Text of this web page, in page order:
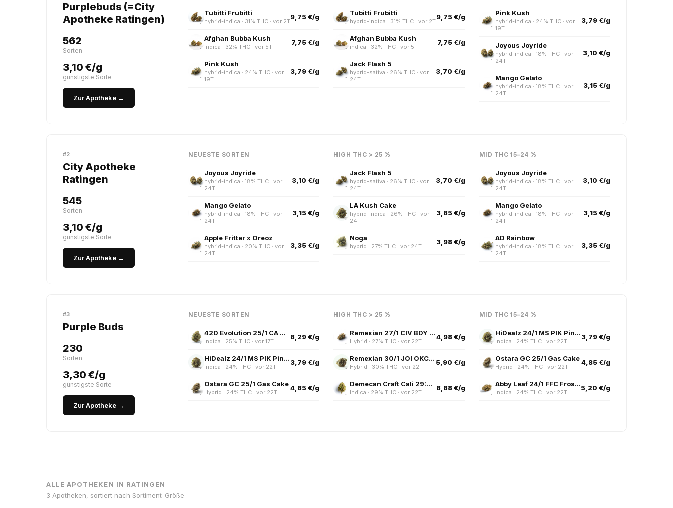
Purplebuds (=City
Apotheke Ratingen)
562
Sorten
3,10 €/g
günstigste Sorte
Zur Apotheke →
Tubitti Frubitti
hybrid-indica · 31% THC · vor 2T
9,75 €/g
Afghan Bubba Kush
indica · 32% THC · vor 5T
7,75 €/g
Pink Kush
hybrid-indica · 24% THC · vor
19T
3,79 €/g
Tubitti Frubitti
hybrid-indica · 31% THC · vor 2T
9,75 €/g
Afghan Bubba Kush
indica · 32% THC · vor 5T
7,75 €/g
Jack Flash 5
hybrid-sativa · 26% THC · vor
24T
3,70 €/g
Pink Kush
hybrid-indica · 24% THC · vor
19T
3,79 €/g
Joyous Joyride
hybrid-indica · 18% THC · vor
24T
3,10 €/g
Mango Gelato
hybrid-indica · 18% THC · vor
24T
3,15 €/g
#2
City Apotheke
Ratingen
545
Sorten
3,10 €/g
günstigste Sorte
Zur Apotheke →
NEUESTE SORTEN
Joyous Joyride
hybrid-indica · 18% THC · vor
24T
3,10 €/g
Mango Gelato
hybrid-indica · 18% THC · vor
24T
3,15 €/g
Apple Fritter x Oreoz
hybrid-indica · 20% THC · vor
24T
3,35 €/g
HIGH THC > 25 %
Jack Flash 5
hybrid-sativa · 26% THC · vor
24T
3,70 €/g
LA Kush Cake
hybrid-indica · 26% THC · vor
24T
3,85 €/g
Noga
hybrid · 27% THC · vor 24T
3,98 €/g
MID THC 15–24 %
Joyous Joyride
hybrid-indica · 18% THC · vor
24T
3,10 €/g
Mango Gelato
hybrid-indica · 18% THC · vor
24T
3,15 €/g
AD Rainbow
hybrid-indica · 18% THC · vor
24T
3,35 €/g
#3
Purple Buds
230
Sorten
3,30 €/g
günstigste Sorte
Zur Apotheke →
NEUESTE SORTEN
420 Evolution 25/1 CA UNC Unicorn Cake
Indica · 25% THC · vor 17T
8,29 €/g
HiDealz 24/1 MS PIK Pink Kush smalls
Indica · 24% THC · vor 22T
3,79 €/g
Ostara GC 25/1 Gas Cake
Hybrid · 24% THC · vor 22T
4,85 €/g
HIGH THC > 25 %
Remexian 27/1 CIV BDY Banana Daddy
Hybrid · 27% THC · vor 22T
4,98 €/g
Remexian 30/1 JOI OKC Orange Kush Cake
Hybrid · 30% THC · vor 22T
5,90 €/g
Demecan Craft Cali 29:01 Hawaiian Rain X Permanent Marker
Indica · 29% THC · vor 22T
8,88 €/g
MID THC 15–24 %
HiDealz 24/1 MS PIK Pink Kush smalls
Indica · 24% THC · vor 22T
3,79 €/g
Ostara GC 25/1 Gas Cake
Hybrid · 24% THC · vor 22T
4,85 €/g
Abby Leaf 24/1 FFC Frosted Fruit Cake
Indica · 24% THC · vor 22T
5,20 €/g
ALLE APOTHEKEN IN RATINGEN
3 Apotheken, sortiert nach Sortiment-Größe